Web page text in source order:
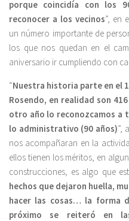
porque coincidía con los
reconocer a los vecinos”, en
un número importante de
los que nos quedan en el
aniversario ir cumpliendo con
“Nuestra historia parte en el
Rosendo, en realidad son
otro año lo reconozcamos a
lo administrativo (90 años)”,
nos acompañaran en la
ellos tienen los méritos, en
construcciones, es algo que
hechos que dejaron huella,
hacer las cosas… la forma
próximo se reiteró en